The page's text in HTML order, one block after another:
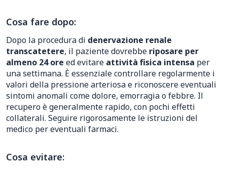
Cosa fare dopo:
Dopo la procedura di denervazione renale
transcatetere, il paziente dovrebbe riposare per
almeno 24 ore ed evitare attività fisica intensa per
una settimana. È essenziale controllare regolarmente i
valori della pressione arteriosa e riconoscere eventuali
sintomi anomali come dolore, emorragia o febbre. Il
recupero è generalmente rapido, con pochi effetti
collaterali. Seguire rigorosamente le istruzioni del
medico per eventuali farmaci.
Cosa evitare: